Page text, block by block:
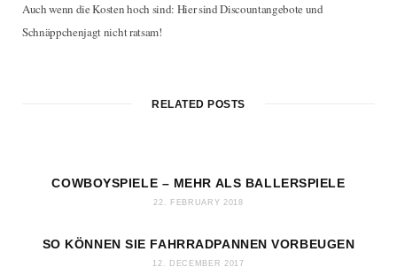
Auch wenn die Kosten hoch sind: Hier sind Discountangebote und
Schnäppchenjagt nicht ratsam!
RELATED POSTS
COWBOYSPIELE – MEHR ALS BALLERSPIELE
22. FEBRUARY 2018
SO KÖNNEN SIE FAHRRADPANNEN VORBEUGEN
12. DECEMBER 2017